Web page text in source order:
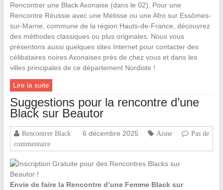
Rencontrer une Black Axonaise (dans le 02). Pour une
Rencontre Réussie avec une Métisse ou une Afro sur Essômes-
sur-Marne, commune de la région Hauts-de-France, découvrez
des méthodes classiques ou plus originales. Nous vous
présentons aussi quelques sites Internet pour contacter des
célibataires noires Axonaises près de chez vous et dans les
villes principales de ce département Nordiste !
Lire la suite
Suggestions pour la rencontre d’une
Black sur Beautor
Rencontrer Black 6 décembre 2025 Aisne
Pas de
commentaire
Envie de faire la Rencontre d’une Femme Black sur